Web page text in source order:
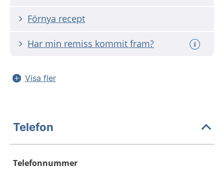
Förnya recept
Har min remiss kommit fram?
Visa fler
Telefon
Telefonnummer